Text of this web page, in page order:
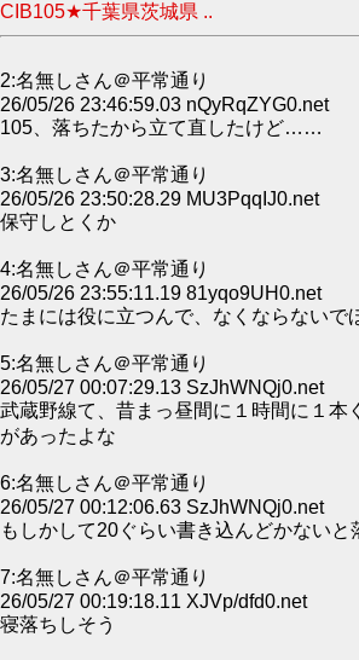
CIB105★千葉県茨城県 ..
2:名無しさん＠平常通り
26/05/26 23:46:59.03 nQyRqZYG0.net
105、落ちたから立て直したけど……
3:名無しさん＠平常通り
26/05/26 23:50:28.29 MU3PqqIJ0.net
保守しとくか
4:名無しさん＠平常通り
26/05/26 23:55:11.19 81yqo9UH0.net
たまには役に立つんで、なくならないで
5:名無しさん＠平常通り
26/05/27 00:07:29.13 SzJhWNQj0.net
武蔵野線て、昔まっ昼間に１時間に１本
があったよな
6:名無しさん＠平常通り
26/05/27 00:12:06.63 SzJhWNQj0.net
もしかして20ぐらい書き込んどかないと
7:名無しさん＠平常通り
26/05/27 00:19:18.11 XJVp/dfd0.net
寝落ちしそう